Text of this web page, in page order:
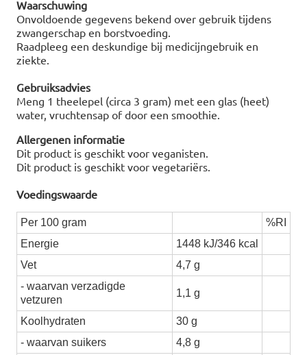
Waarschuwing
Onvoldoende gegevens bekend over gebruik tijdens
zwangerschap en borstvoeding.
Raadpleeg een deskundige bij medicijngebruik en
ziekte.
Gebruiksadvies
Meng 1 theelepel (circa 3 gram) met een glas (heet)
water, vruchtensap of door een smoothie.
Allergenen informatie
Dit product is geschikt voor veganisten.
Dit product is geschikt voor vegetariërs.
Voedingswaarde
Per 100 gram
%RI
Energie
1448 kJ/346 kcal
Vet
4,7 g
- waarvan verzadigde
vetzuren
1,1 g
Koolhydraten
30 g
- waarvan suikers
4,8 g